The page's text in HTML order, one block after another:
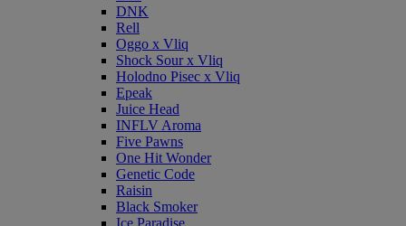
DNK
Rell
Oggo x Vliq
Shock Sour x Vliq
Holodno Pisec x Vliq
Epeak
Juice Head
INFLV Aroma
Five Pawns
One Hit Wonder
Genetic Code
Raisin
Black Smoker
Ice Paradise